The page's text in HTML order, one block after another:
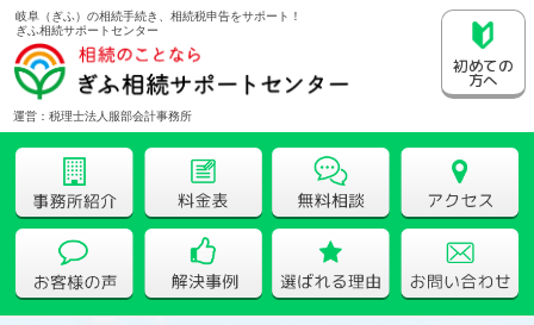
岐阜（ぎふ）の相続手続き、相続税申告をサポート！
ぎふ相続サポートセンター
運営：税理士法人服部会計事務所
初めての
方へ